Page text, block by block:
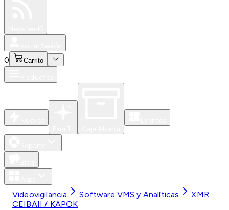
0 Carrito
Videovigilancia Software VMS y Analíticas
XMR
CEIBAII / KAPOK